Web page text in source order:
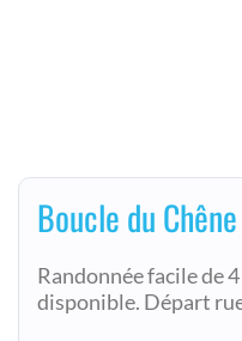
Boucle du
Randonnée facile de
disponible. Départ